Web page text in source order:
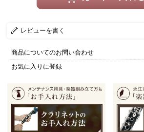
レビューを書く
商品についてのお問い合わせ
お気に入りに登録